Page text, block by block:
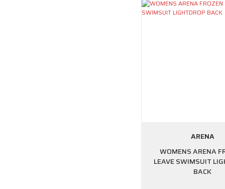
ARENA
WOMENS ARENA
LEAVE SWIMSUIT
BACK